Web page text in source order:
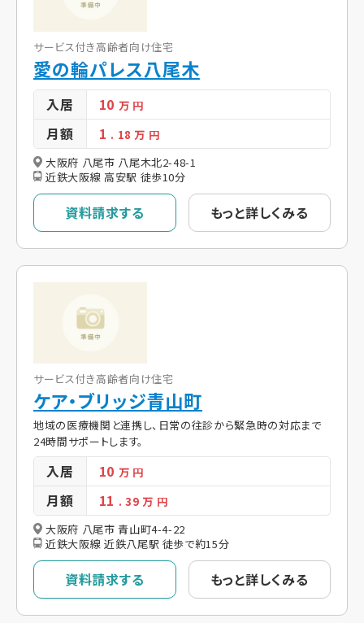
サービス付き高齢者向け住宅
愛の輪パレス八尾木
入居 10万 円
月額 1 . 18万 円
大阪府 八尾市 八尾木北2-48-1
近鉄大阪線 高安駅 徒歩10分
資料請求する もっと詳しくみる
サービス付き高齢者向け住宅
ケア・ブリッジ青山町
地域の医療機関と連携し、日常の往診から緊急時の対応まで
24時間サポートします。
入居 10万 円
月額 11 . 39万 円
大阪府 八尾市 青山町4-4-22
近鉄大阪線 近鉄八尾駅 徒歩で約15分
資料請求する もっと詳しくみる